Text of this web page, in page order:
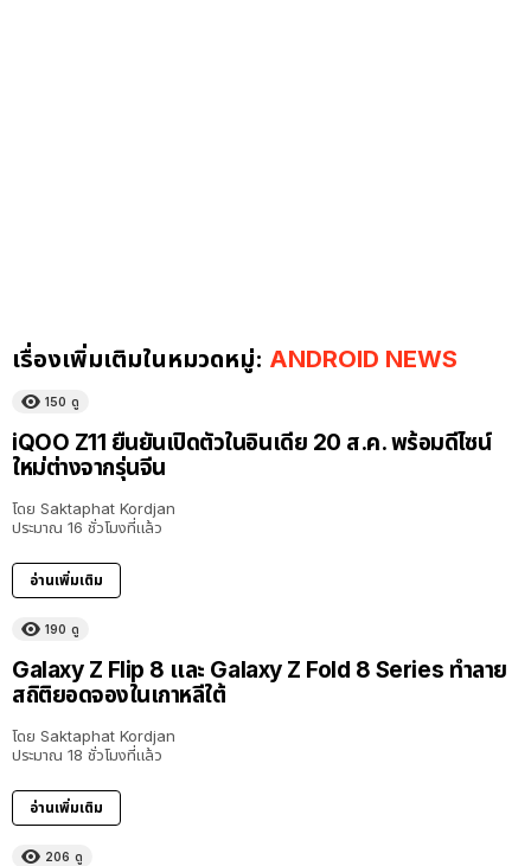
เรื่องเพิ่มเติมในหมวดหมู่: ANDROID NEWS
150 ดู
iQOO Z11 ยืนยันเปิดตัวในอินเดีย 20 ส.ค. พร้อมดีไซน์
ใหม่ต่างจากรุ่นจีน
โดย Saktaphat Kordjan
ประมาณ 16 ชั่วโมงที่แล้ว
อ่านเพิ่มเติม
190 ดู
Galaxy Z Flip 8 และ Galaxy Z Fold 8 Series ทำลาย
สถิติยอดจองในเกาหลีใต้
โดย Saktaphat Kordjan
ประมาณ 18 ชั่วโมงที่แล้ว
อ่านเพิ่มเติม
206 ดู